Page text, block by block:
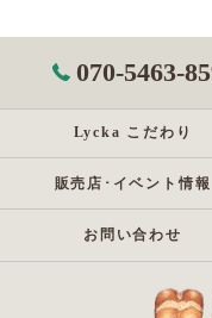
070-5463-
Lycka こだわり
販売店･イベント情報
お問い合わせ